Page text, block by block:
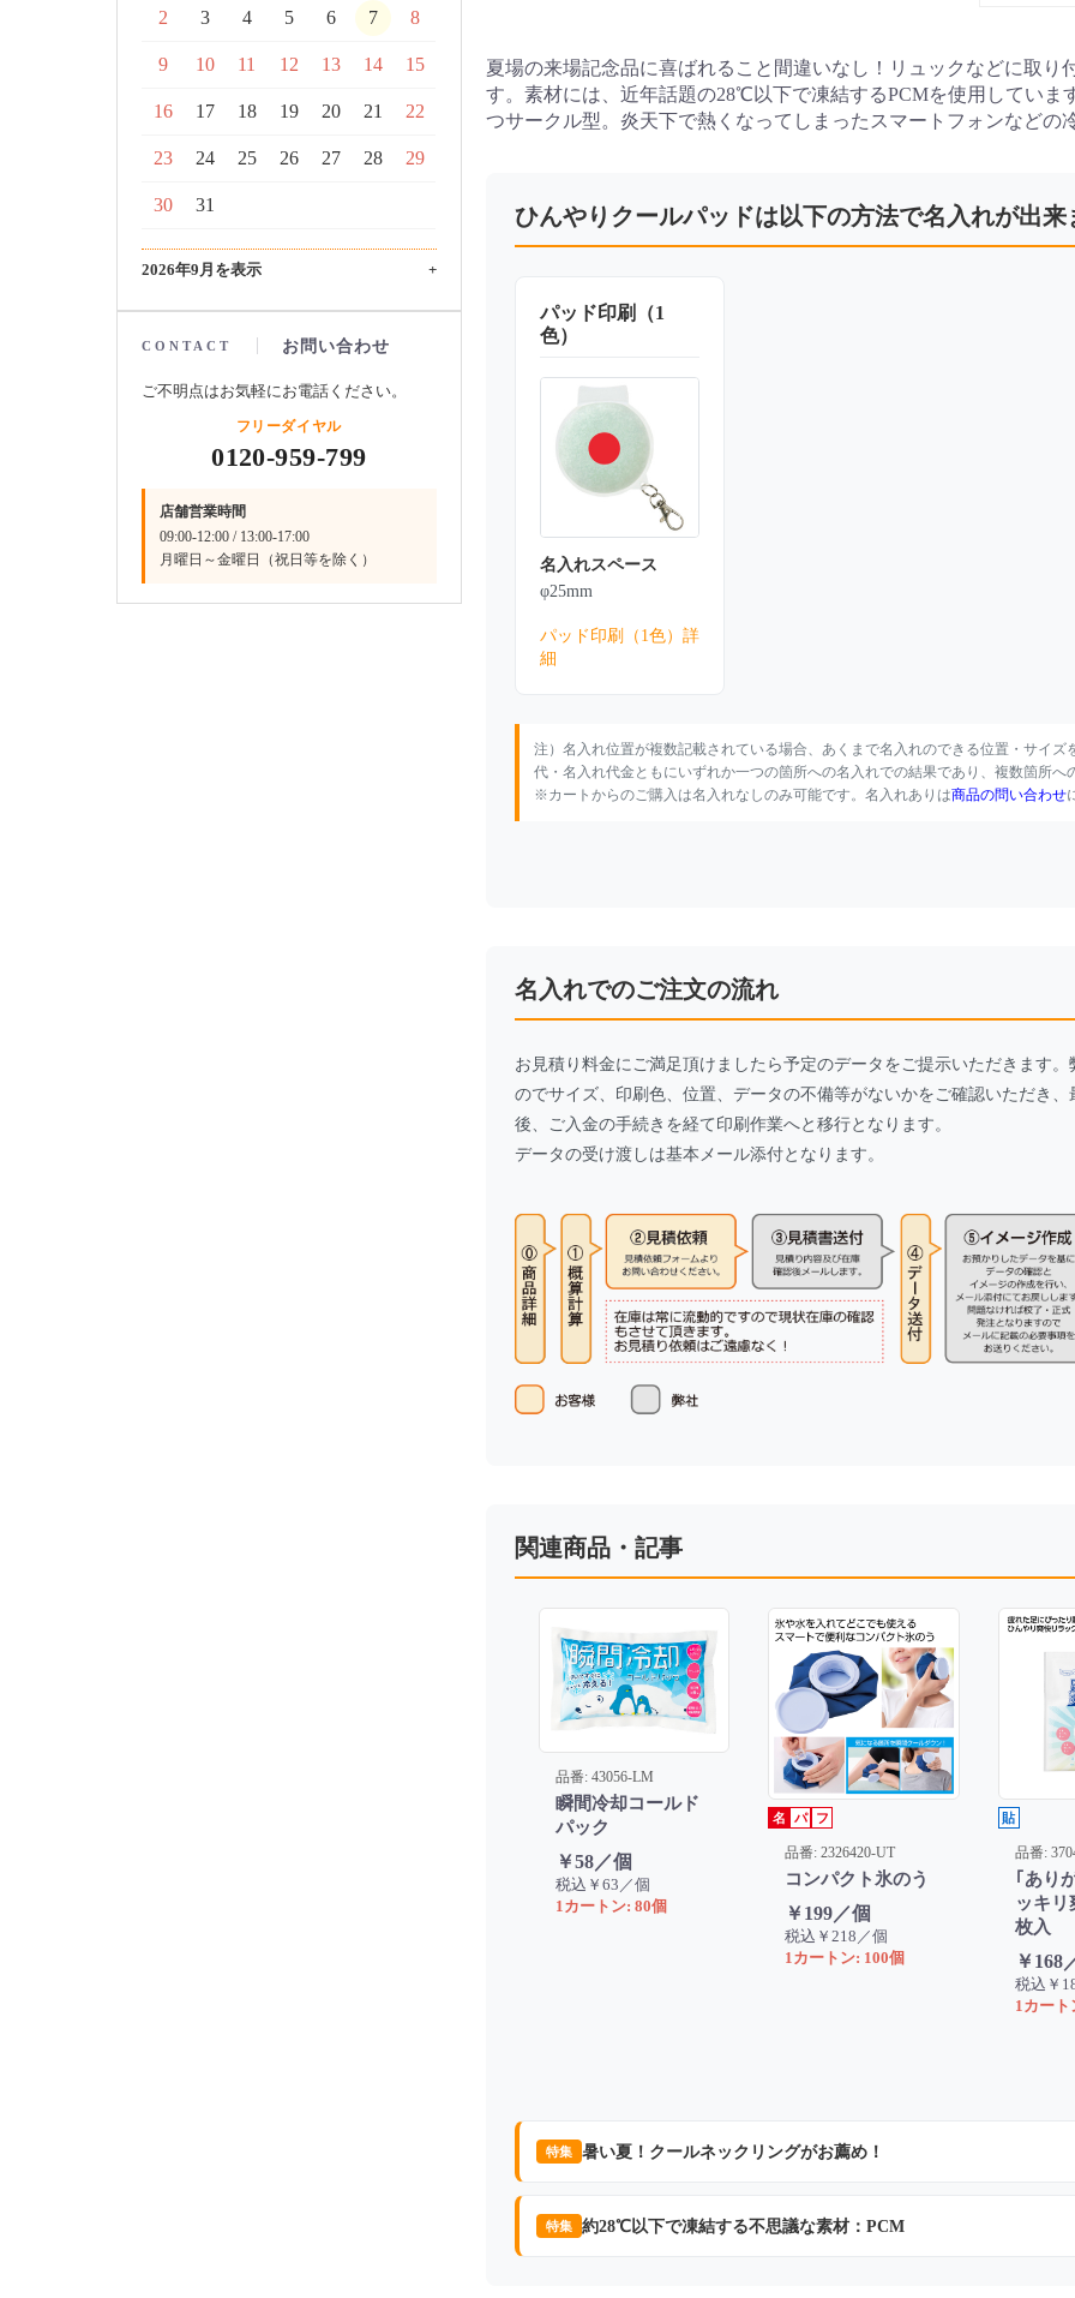
2 3 4 5 6 7 8
9 10 11 12 13 14 15
16 17 18 19 20 21 22
23 24 25 26 27 28 29
30 31
2026年9月を表示 +
CONTACT お問い合わせ
ご不明点はお気軽にお電話ください。
フリーダイヤル
0120-959-799
店舗営業時間
09:00-12:00 / 13:00-17:00
月曜日～金曜日（祝日等を除く）
夏場の来場記念品に喜ばれること間違いなし！リュックなどに取り
す。素材には、近年話題の28℃以下で凍結するPCMを使用していま
つサークル型。炎天下で熱くなってしまったスマートフォンなどの
ひんやりクールパッドは以下の方法で名入れが出来
パッド印刷（1
色）
名入れスペース
φ25mm
パッド印刷（1色）詳
細
注）名入れ位置が複数記載されている場合、あくまで名入れのできる位置・サイ
代・名入れ代金ともにいずれか一つの箇所への名入れでの結果であり、複数箇所
※カートからのご購入は名入れなしのみ可能です。名入れありは商品の問い合わせ
名入れでのご注文の流れ
お見積り料金にご満足頂けましたら予定のデータをご提示いただきます
のでサイズ、印刷色、位置、データの不備等がないかをご確認いただき
後、ご入金の手続きを経て印刷作業へと移行となります。
データの受け渡しは基本メール添付となります。
関連商品・記事
品番: 43056-LM
瞬間冷却コールド
パック
￥58／個
税込￥63／個
1カートン: 80個
名 パ フ
品番: 2326420-UT
コンパクト氷のう
￥199／個
税込￥218／個
1カートン: 100個
貼
品番:
｢あり
ッキリ
枚入
￥168
税込￥
1カート
特集 暑い夏！クールネックリングがお薦め！
特集 約28℃以下で凍結する不思議な素材：PCM